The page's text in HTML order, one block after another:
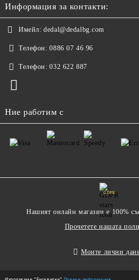
Информация за контакти:
Имейл: dedal@dedalbg.com
Телефон: 0886 07 46 96
Телефон: 032 622 887
Ние работим с
GDPR
Нашият онлайн магазин е 100%
Прочетете нашата
Моите лични